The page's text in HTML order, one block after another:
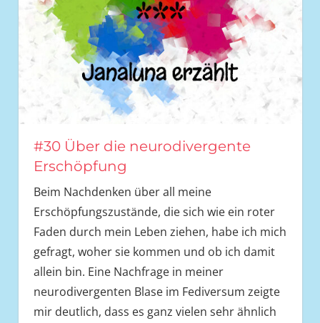
#30 Über die neurodivergente
Erschöpfung
Beim Nachdenken über all meine
Erschöpfungszustände, die sich wie ein roter
Faden durch mein Leben ziehen, habe ich mich
gefragt, woher sie kommen und ob ich damit
allein bin. Eine Nachfrage in meiner
neurodivergenten Blase im Fediversum zeigte
mir deutlich, dass es ganz vielen sehr ähnlich